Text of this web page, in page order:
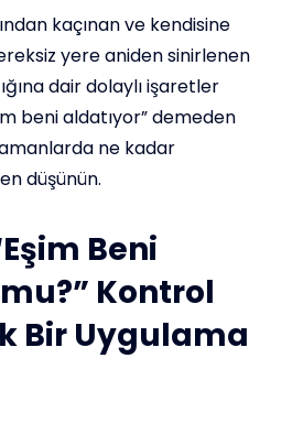
kaçınan ve kendisine
yere aniden sinirlenen
dair dolaylı işaretler
beni aldatıyor” demeden
ne kadar
düşünün.
Beni
Kontrol
Bir Uygulama